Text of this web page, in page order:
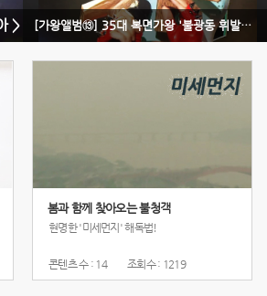
> [가왕앨범⑬] 35대 복면가왕 '불광동 휘발유' 노래 모아듣기
봄과 함께 찾아오는 불청객
현명한 '미세먼지' 해독법!
콘텐츠 수 : 14 조회수 : 1219